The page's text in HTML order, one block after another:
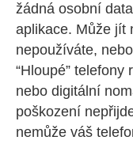
žádná osobní
aplikace. Může jít
nepoužíváte,
“Hloupé”
nebo digitální
poškození
nemůže váš